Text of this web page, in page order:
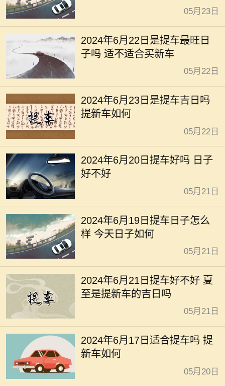
05月23日
2024年6月22日是提车最旺日
子吗 适不适合买新车
05月22日
2024年6月23日是提车吉日吗
提新车如何
05月22日
2024年6月20日提车好吗 日子
好不好
05月21日
2024年6月19日提车日子怎么
样 今天日子如何
05月21日
2024年6月21日提车好不好 夏
至是提新车的吉日吗
05月21日
2024年6月17日适合提车吗 提
新车如何
05月20日